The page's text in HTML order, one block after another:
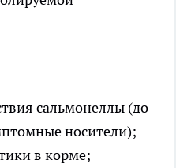
сальмонеллы (до
носители);
в корме;